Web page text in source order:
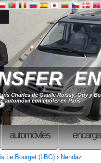
EN
Charles de Gaulle Roissy, Orly y
automóvil con chófer en París
automóviles
Le Bourget (LBG) › Nendaz